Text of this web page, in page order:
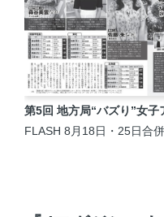
第5回 地方局“バズり”女子
FLASH 8月18日・25日合